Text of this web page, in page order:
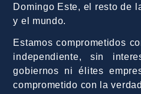
Domingo Este, el resto de
y el mundo.
Estamos comprometidos
independiente, sin
gobiernos ni élites
comprometido con la